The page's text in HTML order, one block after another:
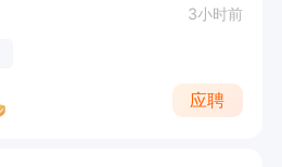
3小时前
应聘